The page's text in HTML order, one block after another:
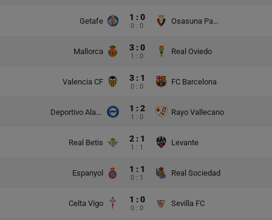
Getafe 1 : 0
0 : 0
Osasuna Pampeluna
Mallorca 3 : 0
1 : 0
Real Oviedo
Valencia CF 3 : 1
0 : 0
FC Barcelona
Deportivo Alaves 1 : 2
1 : 0
Rayo Vallecano
Real Betis 2 : 1
1 : 1
Levante
Espanyol 1 : 1
0 : 1
Real Sociedad
Celta Vigo 1 : 0
0 : 0
Sevilla FC